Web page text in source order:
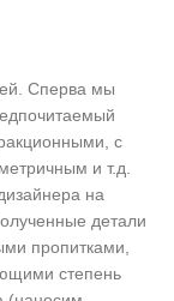
Сперва мы
с
и т.д.
на
детали
пропитками,
степень